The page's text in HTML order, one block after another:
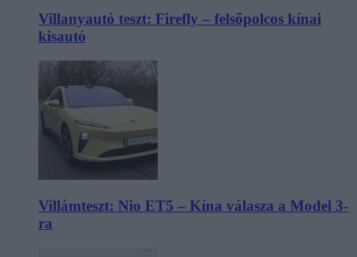
Villanyautó teszt: Firefly – felsőpolcos kínai
kisautó
Villámteszt: Nio ET5 – Kína válasza a Model 3-
ra